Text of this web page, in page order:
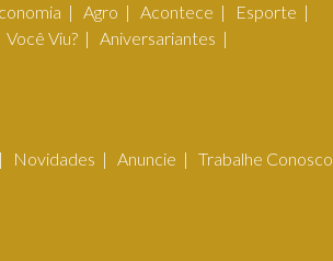
Agro Acontece
Esporte
Você Viu?
Aniversariantes
Novidades Anuncie
Trabalhe Conosco